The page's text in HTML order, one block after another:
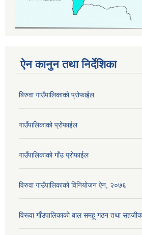
ऐन कानुन तथा निर्देशिका
बिरुवा गाउँपालिकाको प्रोफाईल
गाउँपालिकाको प्रोफाईल
गाउँपालिकाको गाँउ प्रोफाईल
विरुवा गाउँपालिकाको विनियोजन ऐन, २०७६
विरूवा गाँउपालिकाको बाल समहू गठन तथा